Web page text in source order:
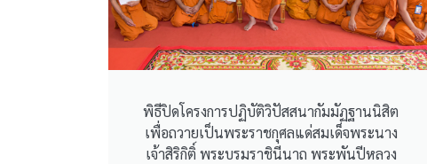
พิธีปิดโครงการปฏิบัติวิปัสสนากัมมัฏฐานนิสิต
เพื่อถวายเป็นพระราชกุศลแด่สมเด็จพระนาง
เจ้าสิริกิติ์ พระบรมราชินีนาถ พระพันปีหลวง